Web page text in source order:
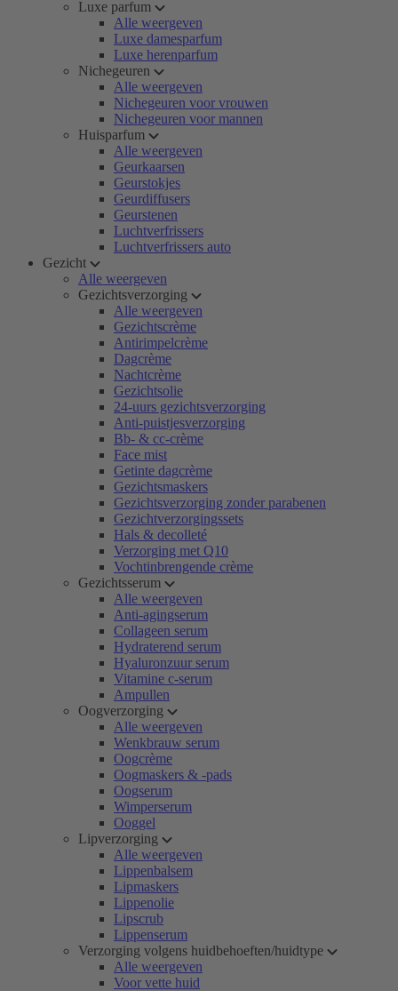
Luxe parfum
Alle weergeven
Luxe damesparfum
Luxe herenparfum
Nichegeuren
Alle weergeven
Nichegeuren voor vrouwen
Nichegeuren voor mannen
Huisparfum
Alle weergeven
Geurkaarsen
Geurstokjes
Geurdiffusers
Geurstenen
Luchtverfrissers
Luchtverfrissers auto
Gezicht
Alle weergeven
Gezichtsverzorging
Alle weergeven
Gezichtscrème
Antirimpelcrème
Dagcrème
Nachtcrème
Gezichtsolie
24-uurs gezichtsverzorging
Anti-puistjesverzorging
Bb- & cc-crème
Face mist
Getinte dagcrème
Gezichtsmaskers
Gezichtsverzorging zonder parabenen
Gezichtverzorgingssets
Hals & decolleté
Verzorging met Q10
Vochtinbrengende crème
Gezichtsserum
Alle weergeven
Anti-agingserum
Collageen serum
Hydraterend serum
Hyaluronzuur serum
Vitamine c-serum
Ampullen
Oogverzorging
Alle weergeven
Wenkbrauw serum
Oogcrème
Oogmaskers & -pads
Oogserum
Wimperserum
Ooggel
Lipverzorging
Alle weergeven
Lippenbalsem
Lipmaskers
Lippenolie
Lipscrub
Lippenserum
Verzorging volgens huidbehoeften/huidtype
Alle weergeven
Voor vette huid